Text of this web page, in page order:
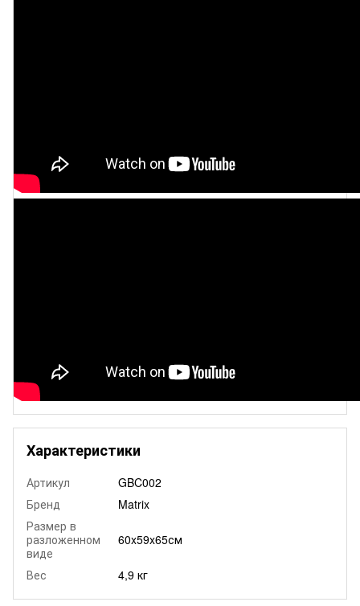
Характеристики
Артикул
GBC002
Бренд
Matrix
Размер в
разложенном
виде
60x59x65см
Вес 4,9 кг